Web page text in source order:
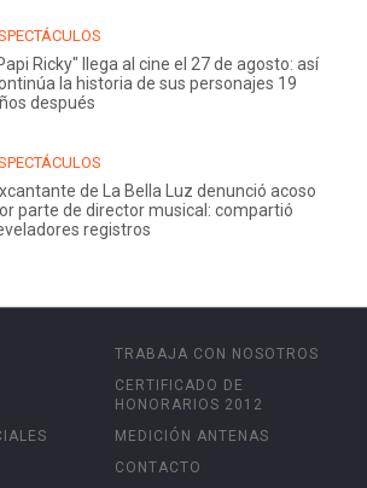
Ricky" llega al cine el 27 de agosto: así
la historia de sus personajes 19
después
de La Bella Luz denunció acoso
parte de director musical: compartió
registros
TRABAJA CON NOSOTROS
CERTIFICADO DE
HONORARIOS 2012
MEDICIÓN ANTENAS
CONTACTO